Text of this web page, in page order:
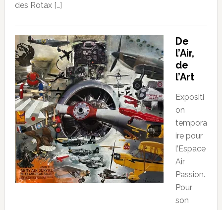
des Rotax […]
De
l’Air,
de
l’Art
Expositi
on
tempora
ire pour
l’Espace
Air
Passion.
Pour
son